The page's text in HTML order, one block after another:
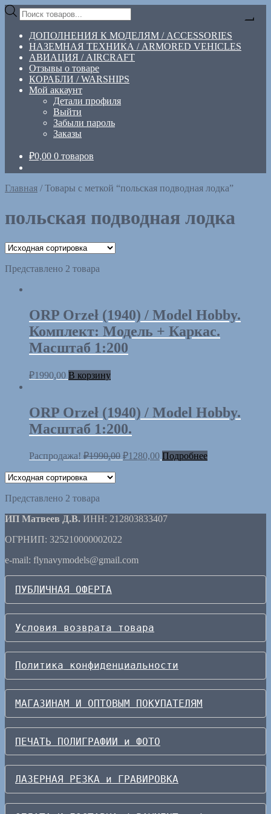
Перейти
навигации
Перейти
содержимому
Поиск
товаров
ДОПОЛНЕНИЯ К МОДЕЛЯМ / ACCESSORIES
НАЗЕМНАЯ ТЕХНИКА / ARMORED VEHICLES
АВИАЦИЯ / AIRCRAFT
Отзывы о товаре
КОРАБЛИ / WARSHIPS
Мой аккаунт
Детали профиля
Выйти
Забыли пароль
Заказы
₽0,00 0 товаров
Главная /Товары с меткой “польская подводная лодка”
польская подводная лодка
Представлено 2 товара
ORP Orzeł (1940) / Model Hobby.
Комплект: Модель + Каркас.
Масштаб 1:200
₽1990,00 В корзину
ORP Orzeł (1940) / Model Hobby.
Масштаб 1:200.
Распродажа! ₽1990,00 ₽1280,00 Подробнее
Представлено 2 товара
ИП Матвеев Д.В. ИНН: 212803833407
ОГРНИП: 325210000002022
e-mail: flynavymodels@gmail.com
ПУБЛИЧНАЯ ОФЕРТА
Условия возврата товара
Политика конфиденциальности
МАГАЗИНАМ И ОПТОВЫМ ПОКУПАТЕЛЯМ
ПЕЧАТЬ ПОЛИГРАФИИ и ФОТО
ЛАЗЕРНАЯ РЕЗКА и ГРАВИРОВКА